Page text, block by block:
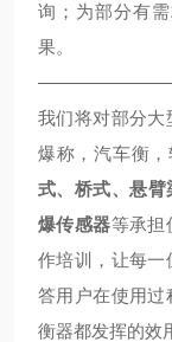
询；为部分有
果。
我们将对部分大
爆称，汽车衡，
式、桥式、悬臂
爆传感器等承担
作培训，让每一
答用户在使用过
衡器都发挥的效